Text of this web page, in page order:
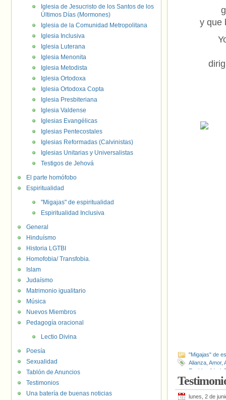
y que
"Migajas" de
Alianza Amor,
Espiritualidad
lunes, 2 de
Iglesia de Jesucristo de los Santos de los
Últimos Días (Mormones)
Iglesia de la Comunidad Metropolitana
Iglesia Inclusiva
Iglesia Luterana
Iglesia Menonita
Iglesia Metodista
Iglesia Ortodoxa
Iglesia Ortodoxa Copta
Iglesia Presbiteriana
Iglesia Valdense
Iglesias Evangélicas
Iglesias Pentecostales
Iglesias Reformadas (Calvinistas)
Iglesias Unitarias y Universalistas
Testigos de Jehová
El parte homófobo
Espiritualidad
"Migajas" de espiritualidad
Espiritualidad Inclusiva
General
Hinduísmo
Historia LGTBI
Homofobia/ Transfobia.
Islam
Judaísmo
Matrimonio igualitario
Música
Nuevos Miembros
Pedagogía oracional
Lectio Divina
Poesía
Sexualidad
Tablón de Anuncios
Testimonios
Una batería de buenas noticias